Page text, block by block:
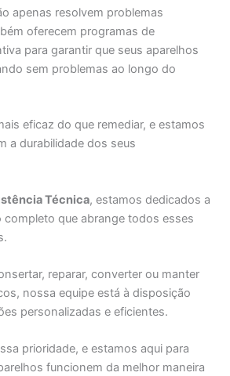
apenas resolvem problemas
oferecem programas de
para garantir que seus aparelhos
sem problemas ao longo do
eficaz do que remediar, e estamos
a durabilidade dos seus
Técnica, estamos dedicados a
completo que abrange todos esses
reparar, converter ou manter
nossa equipe está à disposição
personalizadas e eficientes.
prioridade, e estamos aqui para
funcionem da melhor maneira